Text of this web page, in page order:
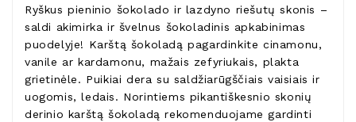
Ryškus pieninio šokolado ir lazdyno riešutų skonis –
saldi akimirka ir švelnus šokoladinis apkabinimas
puodelyje! Karštą šokoladą pagardinkite cinamonu,
vanile ar kardamonu, mažais zefyriukais, plakta
grietinėle. Puikiai dera su saldžiarūgščiais vaisiais ir
uogomis, ledais. Norintiems pikantiškesnio skonių
derinio karštą šokoladą rekomenduojame gardinti